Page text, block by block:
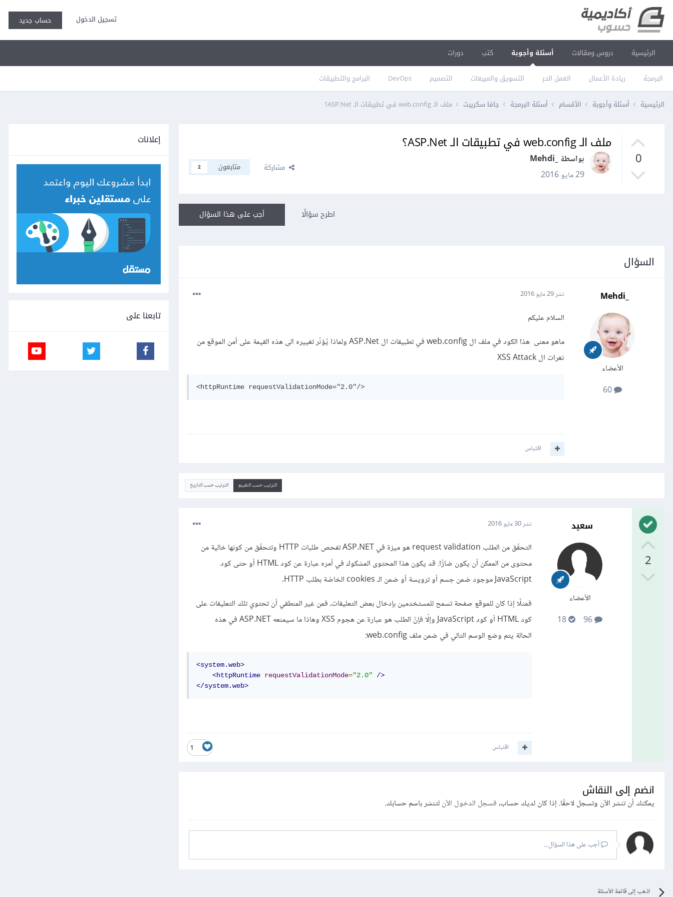
تسجيل الدخول حساب جديد
الرئيسية دروس ومقالات أسئلة وأجوبة
البرمجة ريادة الأعمال العمل الحر التسويق والمبيعات التصميم DevOps البرامج والتطبيقات
كتب دورات
الرئيسية أسئلة وأجوبة الأقسام أسئلة البرمجة جافا سكريبت ملف الـ web.config في تطبيقات الـ ASP.Net؟
0
ملف الـ web.config في تطبيقات الـ ASP.Net؟
بواسطة _Mehdi
29 مايو 2016
مشاركة متابعون 2
أجب على هذا السؤال اطرح سؤالًا
السؤال
_Mehdi
الأعضاء
نشر29 مايو 2016
السلام عليكم
ماهو معنى هذا الكود في ملف ال web.config في تطبيقات ال ASP.Net ولماذا يُؤثّر تغييره الى هذه القيمة على أمن الموقع من
ثغرات ال XSS Attack
<httpRuntime requestValidationMode="2.0"/>
اقتباس
الترتيب حسب التقييم الترتيب حسب التاريخ
2
سعيد
الأعضاء
نشر30 مايو 2016
التحقّق من الطلب request validation هو ميزة في ASP.NET تفحص طلبات HTTP وتتحقّق من كونها خالية من
محتوى من الممكن أن يكون ضارًّا. قد يكون هذا المحتوى المشكوك في أمره عبارة عن كود HTML أو حتى كود
JavaScript موجود ضمن جسم أو ترويسة أو ضمن الـ cookies الخاصّة بطلب HTTP.
فمثلًا إذا كان للموقع صفحة تسمح للمستخدمين بإدخال بعض التعليقات، فمن غير المنطقي أن تحتوي تلك التعليقات على
كود HTML أو كود JavaScript وإلّا فإنّ الطلب هو عبارة عن هجوم XSS وهاذا ما سيمنعه ASP.NET في هذه
الحالة يتم وضع الوسم التالي في ضمن ملف web.config:
<system.web>
<httpRuntime requestValidationMode="2.0"
/>
</system.web>
1 اقتباس
انضم إلى النقاش
يمكنك أن تنشر الآن وتسجل لاحقًا. إذا كان لديك حساب،فسجل الدخول الآنلتنشر باسم حسابك.
أجب على هذا السؤال...
اذهب إلى قائمة الأسئلة
إعلانات
تابعنا على